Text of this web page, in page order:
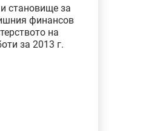
г. - държавни висши
г. - общини
становище за
финансов
на
за 2013 г.